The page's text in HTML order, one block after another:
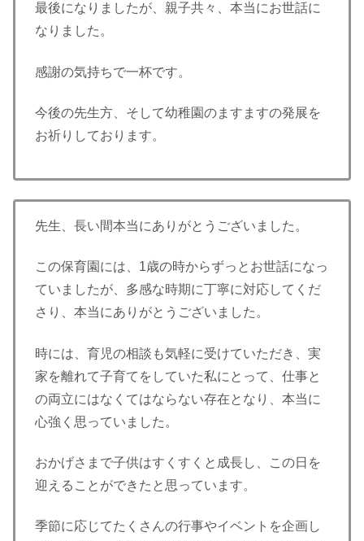
最後になりましたが、親子共々、本当にお世話に
なりました。
感謝の気持ちで一杯です。
今後の先生方、そして幼稚園のますますの発展を
お祈りしております。
先生、長い間本当にありがとうございました。
この保育園には、1歳の時からずっとお世話になっ
ていましたが、多感な時期に丁寧に対応してくだ
さり、本当にありがとうございました。
時には、育児の相談も気軽に受けていただき、実
家を離れて子育てをしていた私にとって、仕事と
の両立にはなくてはならない存在となり、本当に
心強く思っていました。
おかげさまで子供はすくすくと成長し、この日を
迎えることができたと思っています。
季節に応じてたくさんの行事やイベントを企画し